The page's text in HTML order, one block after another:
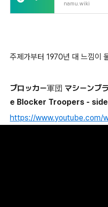
namu.wiki
주제가부터 1970년 대 느낌이
ブロッカー軍団 マシーン
e Blocker Troopers -
https://www.youtube.com/